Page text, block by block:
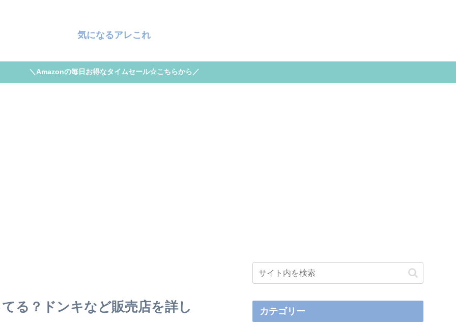
気になるアレこれ
＼Amazonの毎日お得なタイムセール☆こちらから／
る？ドンキなど販売店を詳し カテゴリー